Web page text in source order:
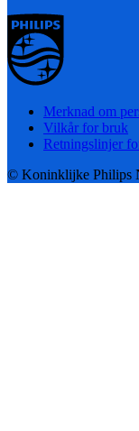
Merknad om
Vilkår for bruk
Retningslinjer
© Koninklijke Philips